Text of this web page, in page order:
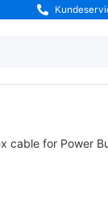
cable for Power